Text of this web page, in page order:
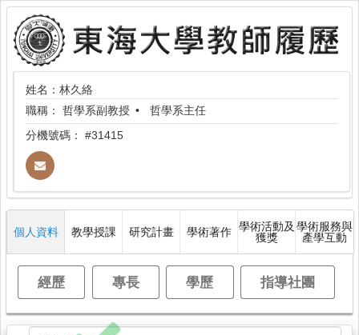
姓名：林久絡
職稱： 哲學系副教授
哲學系主任
分機號碼： #31415
個人資料 教學授課 研究計畫 學術著作 學術活動及
獲獎
學術服務與
產學互動
經歷 專長 學歷 指導社團